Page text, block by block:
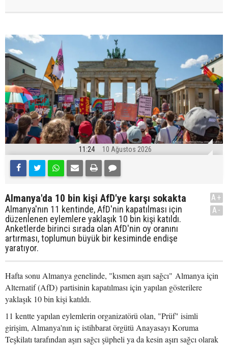
11:24 10 Ağustos 2026
Almanya'da 10 bin kişi AfD'ye karşı sokakta
Almanya'nın 11 kentinde, AfD'nin kapatılması için
düzenlenen eylemlere yaklaşık 10 bin kişi katıldı.
Anketlerde birinci sırada olan AfD'nin oy oranını
artırması, toplumun büyük bir kesiminde endişe
yaratıyor.
A+
A-
Hafta sonu Almanya genelinde, "kısmen aşırı sağcı" Almanya için
Alternatif (AfD) partisinin kapatılması için yapılan gösterilere
yaklaşık 10 bin kişi katıldı.
11 kentte yapılan eylemlerin organizatörü olan, "Prüf" isimli
girişim, Almanya'nın iç istihbarat örgütü Anayasayı Koruma
Teşkilatı tarafından aşırı sağcı şüpheli ya da kesin aşırı sağcı olarak